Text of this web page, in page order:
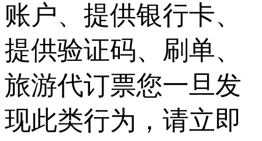
账户、提供银行卡、
提供验证码、刷单、
旅游代订票您一旦发
现此类行为，请立即